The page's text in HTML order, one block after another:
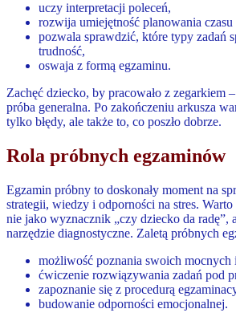
uczy interpretacji poleceń,
rozwija umiejętność planowania czasu
pozwala sprawdzić, które typy zadań
trudność,
oswaja z formą egzaminu.
Zachęć dziecko, by pracowało z zegarkiem
próba generalna. Po zakończeniu arkusza
tylko błędy, ale także to, co poszło dobrze.
Rola próbnych egzaminów
Egzamin próbny to doskonały moment na
strategii, wiedzy i odporności na stres.
nie jako wyznacznik „czy dziecko da radę”,
narzędzie diagnostyczne. Zaletą próbnych
możliwość poznania swoich mocnych
ćwiczenie rozwiązywania zadań pod
zapoznanie się z procedurą
budowanie odporności emocjonalnej.